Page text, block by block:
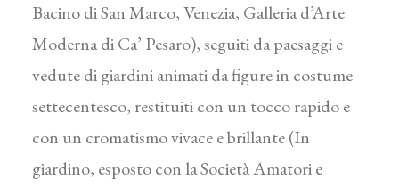
Bacino di San Marco, Venezia, Galleria d’Arte
Moderna di Ca’ Pesaro), seguiti da paesaggi e
vedute di giardini animati da figure in costume
settecentesco, restituiti con un tocco rapido e
con un cromatismo vivace e brillante (In
giardino, esposto con la Società Amatori e